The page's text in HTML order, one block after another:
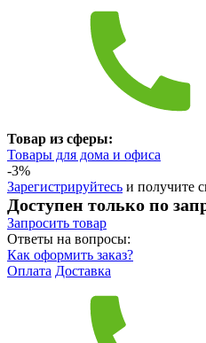
Товар из сферы:
Товары для дома и офиса
-3%
Зарегистрируйтесь и получите
Доступен только по
Запросить товар
Ответы на вопросы:
Как оформить заказ?
Оплата Доставка